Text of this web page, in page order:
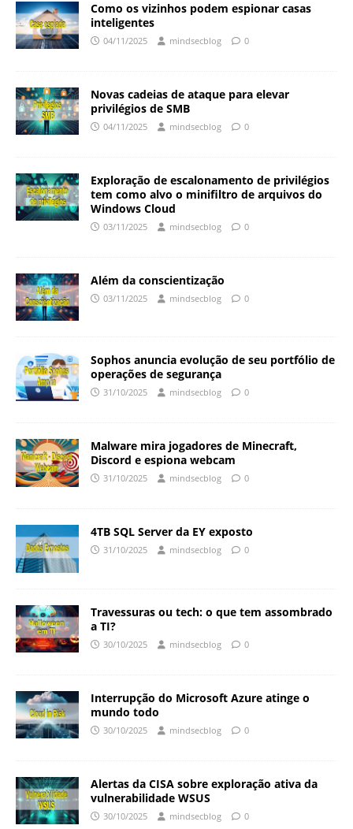
Como os vizinhos podem espionar casas
inteligentes
04/11/2025 mindsecblog 0
Novas cadeias de ataque para elevar
privilégios de SMB
04/11/2025 mindsecblog 0
Exploração de escalonamento de privilégios
tem como alvo o minifiltro de arquivos do
Windows Cloud
03/11/2025 mindsecblog 0
Além da conscientização
03/11/2025 mindsecblog 0
Sophos anuncia evolução de seu portfólio de
operações de segurança
31/10/2025 mindsecblog 0
Malware mira jogadores de Minecraft,
Discord e espiona webcam
31/10/2025 mindsecblog 0
4TB SQL Server da EY exposto
31/10/2025 mindsecblog 0
Travessuras ou tech: o que tem assombrado
a TI?
30/10/2025 mindsecblog 0
Interrupção do Microsoft Azure atinge o
mundo todo
30/10/2025 mindsecblog 0
Alertas da CISA sobre exploração ativa da
vulnerabilidade WSUS
30/10/2025 mindsecblog 0